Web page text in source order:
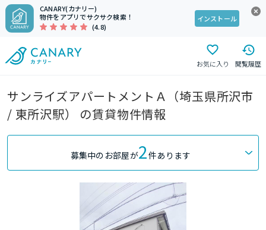
CANARY(カナリー)
物件をアプリでサクサク検索！
(4.8)
インストール
お気に入り 閲覧履歴
サンライズアパートメントＡ（埼玉県所沢市
/ 東所沢駅） の賃貸物件情報
募集中のお部屋が2件あります